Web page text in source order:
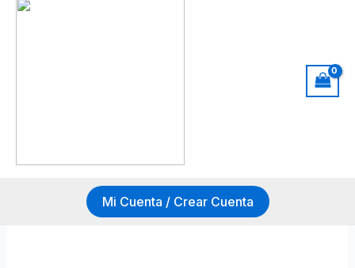
Mi Cuenta / Crear Cuenta